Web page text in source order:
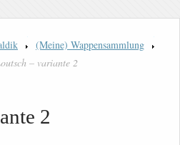
(Meine) Wappensammlung
– variante 2
2